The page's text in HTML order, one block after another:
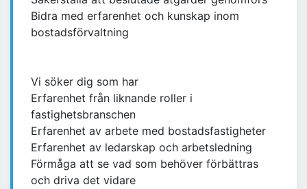
Bidra med erfarenhet och kunskap inom
bostadsförvaltning
Vi söker dig som har
Erfarenhet från liknande roller i
fastighetsbranschen
Erfarenhet av arbete med bostadsfastigheter
Erfarenhet av ledarskap och arbetsledning
Förmåga att se vad som behöver förbättras
och driva det vidare